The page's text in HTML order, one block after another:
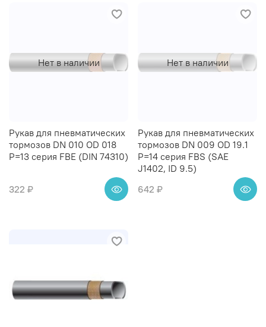
Нет в наличии
Рукав для пневматических
тормозов DN 010 OD 018
Р=13 серия FBE (DIN 74310)
322 ₽
Нет в наличии
Рукав для пневматических
тормозов DN 009 OD 19.1
Р=14 серия FBS (SAE
J1402, ID 9.5)
642 ₽